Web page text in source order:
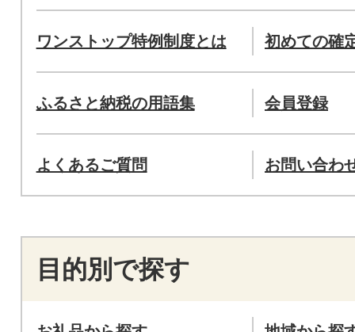
ワンストップ特例制度とは 初めての確
ふるさと納税の用語集 会員登録
よくあるご質問 お問い合わ
目的別で探す